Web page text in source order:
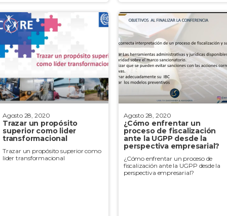
Agosto 28, 2020
Trazar un propósito
superior como lider
transformacional
Trazar un propósito superior como
lider transformacional
Agosto 28, 2020
¿Cómo enfrentar un
proceso de fiscalización
ante la UGPP desde la
perspectiva empresarial?
¿Cómo enfrentar un proceso de
fiscalización ante la UGPP desde la
perspectiva empresarial?